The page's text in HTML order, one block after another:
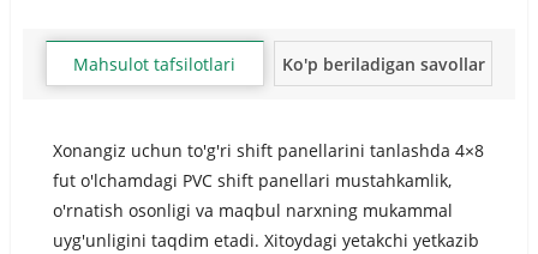
Mahsulot tafsilotlari Ko'p beriladigan savollar
Xonangiz uchun to'g'ri shift panellarini tanlashda 4×8
fut o'lchamdagi PVC shift panellari mustahkamlik,
o'rnatish osonligi va maqbul narxning mukammal
uyg'unligini taqdim etadi. Xitoydagi yetakchi yetkazib